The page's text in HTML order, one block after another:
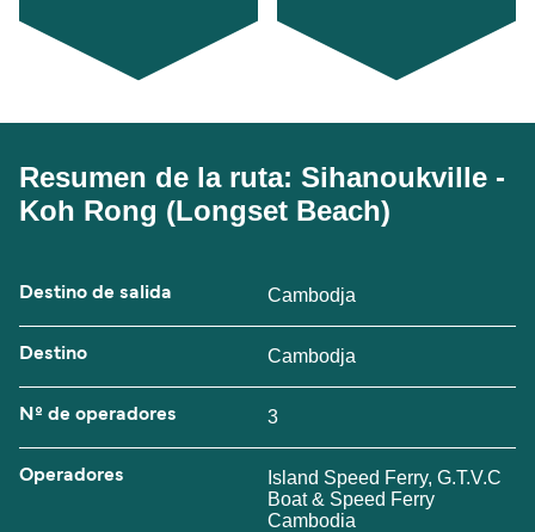
Resumen de la ruta: Sihanoukville -
Koh Rong (Longset Beach)
Destino de salida Cambodja
Destino Cambodja
Nº de operadores 3
Operadores
Island Speed Ferry, G.T.V.C
Boat & Speed Ferry
Cambodia